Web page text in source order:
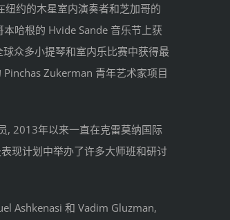
约的木星室内演奏者和芝加哥的
哈根的 Hvide Sande 音乐节上获
众多小提琴和室内乐比赛中获得最
Zukerman 青年艺术家项目
, 2013年以来一直在克雷莫纳国际
现计划中举办了许多大师班和研讨
Ashkenasi 和 Vadim Gluzman,